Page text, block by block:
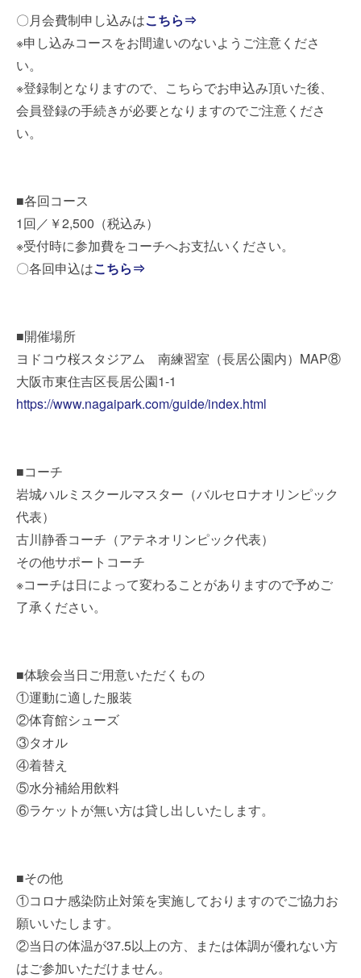
〇月会費制申し込みはこちら⇒
※申し込みコースをお間違いのないようご注意くださ
い。
※登録制となりますので、こちらでお申込み頂いた後、
会員登録の手続きが必要となりますのでご注意くださ
い。
■各回コース
1回／￥2,500（税込み）
※受付時に参加費をコーチへお支払いください。
〇各回申込はこちら⇒
■開催場所
ヨドコウ桜スタジアム 南練習室（長居公園内）MAP⑧
大阪市東住吉区長居公園1-1
https://www.nagaipark.com/guide/index.html
■コーチ
岩城ハルミスクールマスター（バルセロナオリンピック
代表）
古川静香コーチ（アテネオリンピック代表）
その他サポートコーチ
※コーチは日によって変わることがありますので予めご
了承ください。
■体験会当日ご用意いただくもの
①運動に適した服装
②体育館シューズ
③タオル
④着替え
⑤水分補給用飲料
⑥ラケットが無い方は貸し出しいたします。
■その他
①コロナ感染防止対策を実施しておりますのでご協力お
願いいたします。
②当日の体温が37.5以上の方、または体調が優れない方
はご参加いただけません。